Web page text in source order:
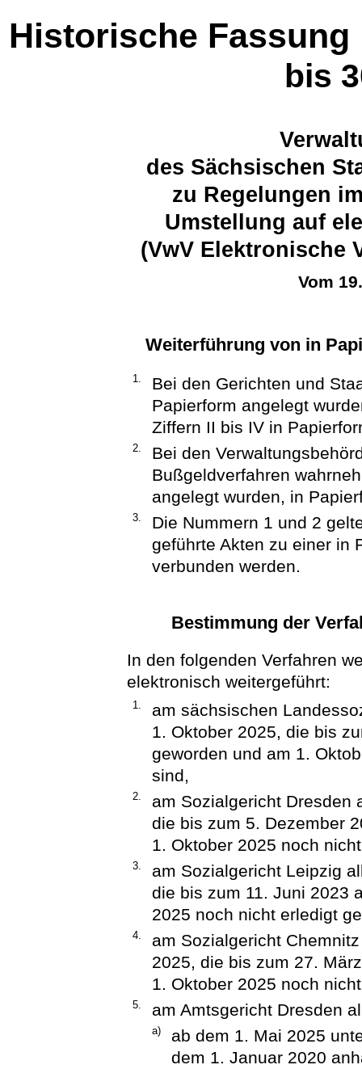
Historische Fassung
bis
des Sächsischen
zu Regelungen
Umstellung auf
(VwV Elektronische
Vom
Weiterführung von in
1.
Bei den Gerichten und
Papierform angelegt
Ziffern II bis IV in
2.
Bei den
Bußgeldverfahren
angelegt wurden, in
3.
Die Nummern 1 und 2
geführte Akten zu einer in
verbunden werden.
Bestimmung der
In den folgenden Verfahren
elektronisch weitergeführt:
1.
am sächsischen
1. Oktober 2025, die bis
geworden und am 1.
sind,
2.
am Sozialgericht Dresden
die bis zum 5. Dezember
1. Oktober 2025 noch
3.
am Sozialgericht Leipzig
die bis zum 11. Juni 2023
2025 noch nicht erledigt
4.
am Sozialgericht
2025, die bis zum 27.
1. Oktober 2025 noch
5. am Amtsgericht Dresden
a)
ab dem 1. Mai 2025
dem 1. Januar 2020